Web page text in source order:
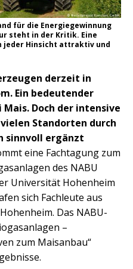
für die Energiegewinnung
steht in der Kritik. Eine
jeder Hinsicht attraktiv und
derzeit in
Ein bedeutender
Doch der intensive
Standorten durch
sinnvoll ergänzt
eine Fachtagung zum
des NABU
Universität Hohenheim
sich Fachleute aus
Das NABU-
–
zum Maisanbau“